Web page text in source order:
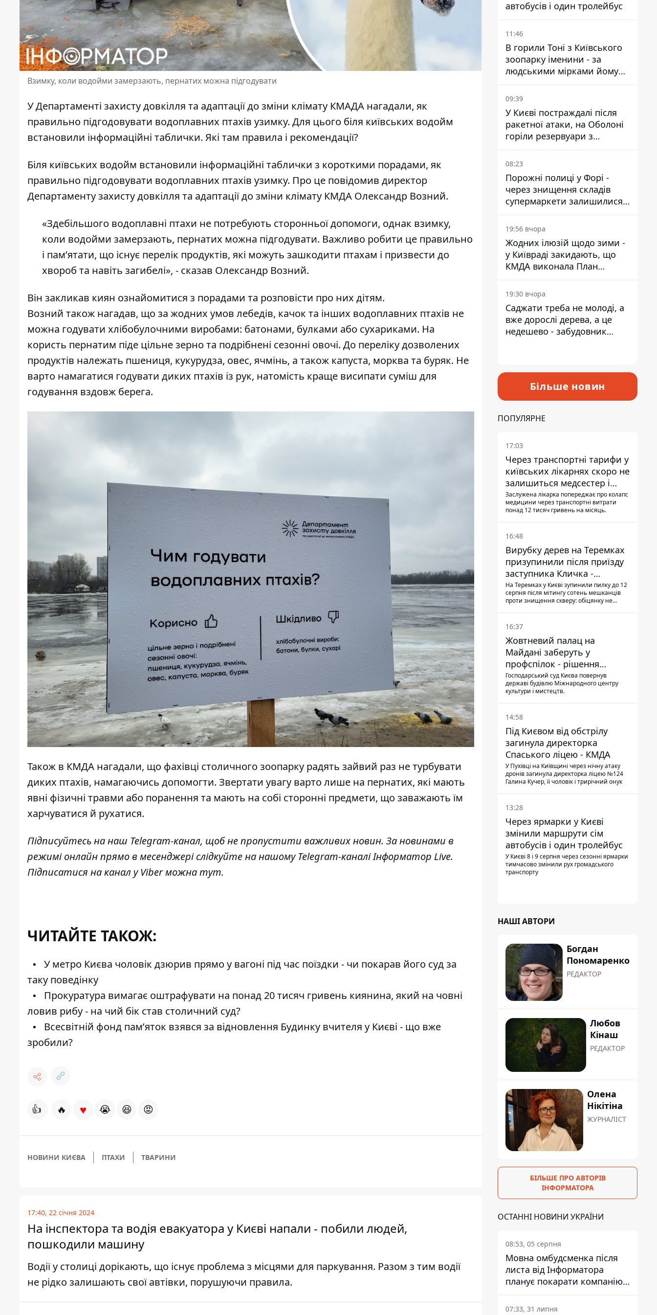
Взимку, коли водойми замерзають, пернатих можна підгодувати
У Департаменті захисту довкілля та адаптації до зміни клімату КМАДА нагадали, як
правильно підгодовувати водоплавних птахів узимку. Для цього біля київських водойм
встановили інформаційні таблички. Які там правила і рекомендації?
Біля київських водойм встановили інформаційні таблички з короткими порадами, як
правильно підгодовувати водоплавних птахів узимку. Про це повідомив директор
Департаменту захисту довкілля та адаптації до зміни клімату КМДА Олександр Возний.
«Здебільшого водоплавні птахи не потребують сторонньої допомоги, однак взимку,
коли водойми замерзають, пернатих можна підгодувати. Важливо робити це правильно
і пам’ятати, що існує перелік продуктів, які можуть зашкодити птахам і призвести до
хвороб та навіть загибелі», - сказав Олександр Возний.
Він закликав киян ознайомитися з порадами та розповісти про них дітям.
Возний також нагадав, що за жодних умов лебедів, качок та інших водоплавних птахів не
можна годувати хлібобулочними виробами: батонами, булками або сухариками. На
користь пернатим піде цільне зерно та подрібнені сезонні овочі. До переліку дозволених
продуктів належать пшениця, кукурудза, овес, ячмінь, а також капуста, морква та буряк. Не
варто намагатися годувати диких птахів із рук, натомість краще висипати суміш для
годування вздовж берега.
Також в КМДА нагадали, що фахівці столичного зоопарку радять зайвий раз не турбувати
диких птахів, намагаючись допомогти. Звертати увагу варто лише на пернатих, які мають
явні фізичні травми або поранення та мають на собі сторонні предмети, що заважають їм
харчуватися й рухатися.
Підписуйтесь на наш Telegram-канал, щоб не пропустити важливих новин. За новинами в
режимі онлайн прямо в месенджері слідкуйте на нашому Telegram-каналіІнформатор Live.
Підписатися на канал у Viber можнатут.
ЧИТАЙТЕ ТАКОЖ:
У метро Києва чоловік дзюрив прямо у вагоні під час поїздки - чи покарав його суд за
таку поведінку
Прокуратура вимагає оштрафувати на понад 20 тисяч гривень киянина, який на човні
ловив рибу - на чий бік став столичний суд?
Всесвітній фонд пам’яток взявся за відновлення Будинку вчителя у Києві - що вже
зробили?
👍 🔥 ♥ 😭 😆 😡
НОВИНИ КИЄВА ПТАХИ ТВАРИНИ
17:40, 22 січня 2024
На інспектора та водія евакуатора у Києві напали - побили людей,
пошкодили машину
Водії у столиці дорікають, що існує проблема з місцями для паркування. Разом з тим водії
не рідко залишають свої автівки, порушуючи правила.
автобусів і один тролейбус
11:46
В горили Тоні з Київського
зоопарку іменини - за
людськими мірками йому
вже понад 90 років
09:39
У Києві постраждалі після
ракетної атаки, на Оболоні
горіли резервуари з
паливом
08:23
Порожні полиці у Форі -
через знищення складів
супермаркети залишилися
без асортименту
19:56 вчора
Жодних ілюзій щодо зими -
у Київраді закидають, що
КМДА виконала План
стійкості на 20%
19:30 вчора
Саджати треба не молоді, а
вже дорослі дерева, а це
недешево - забудовник
Більше новин
ПОПУЛЯРНЕ
17:03
Через транспортні тарифи у
київських лікарнях скоро не
залишиться медсестер і
санітарок - професор
Голубовська
Заслужена лікарка попереджає про колапс
медицини через транспортні витрати
понад 12 тисяч гривень на місяць.
16:48
Вирубку дерев на Теремках
призупинили після приїзду
заступника Кличка -
почався діалог
На Теремках у Києві зупинили пилку до 12
серпня після мітингу сотень мешканців
проти знищення скверу: обіцянку не
прибув налагодити комунікацію
16:37
Жовтневий палац на
Майдані заберуть у
профспілок - рішення
Господарського суду
Господарський суд Києва повернув
державі будівлю Міжнародного центру
культури і мистецтв.
14:58
Під Києвом від обстрілу
загинула директорка
Спаського ліцею - КМДА
У Пухівці на Київщині через нічну атаку
дронів загинула директорка ліцею №124
Галина Кучер, її чоловік і трирічний онук
13:28
Через ярмарки у Києві
змінили маршрути сім
автобусів і один тролейбус
У Києві 8 і 9 серпня через сезонні ярмарки
тимчасово змінили рух громадського
транспорту
НАШІ АВТОРИ
Богдан
Пономаренко
РЕДАКТОР
Любов
Кінаш
РЕДАКТОР
Олена
Нікітіна
ЖУРНАЛІСТ
БІЛЬШЕ ПРО АВТОРІВ
ІНФОРМАТОРА
ОСТАННІ НОВИНИ УКРАЇНИ
08:53, 05 серпня
Мовна омбудсменка після
листа від Інформатора
планує покарати компанію-
підрядника ПриватБанку
07:33, 31 липня